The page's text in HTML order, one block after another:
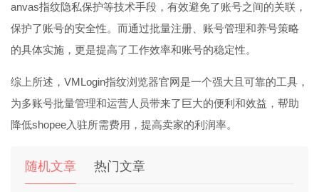
anvas指纹隐私保护等技术手段，有效避免了账号之间的关联，
保护了账号的安全性。而通过批量注册、账号管理和养号策略
的具体实施，更是提高了工作效率和账号的稳定性。
综上所述，VMLogin指纹浏览器官网是一个强大且可靠的工具，
为多账号批量管理和运营人员带来了巨大的便利和效益，帮助
降低shopee入驻所需费用，提高卖家的利润率。
随机文章 热门文章